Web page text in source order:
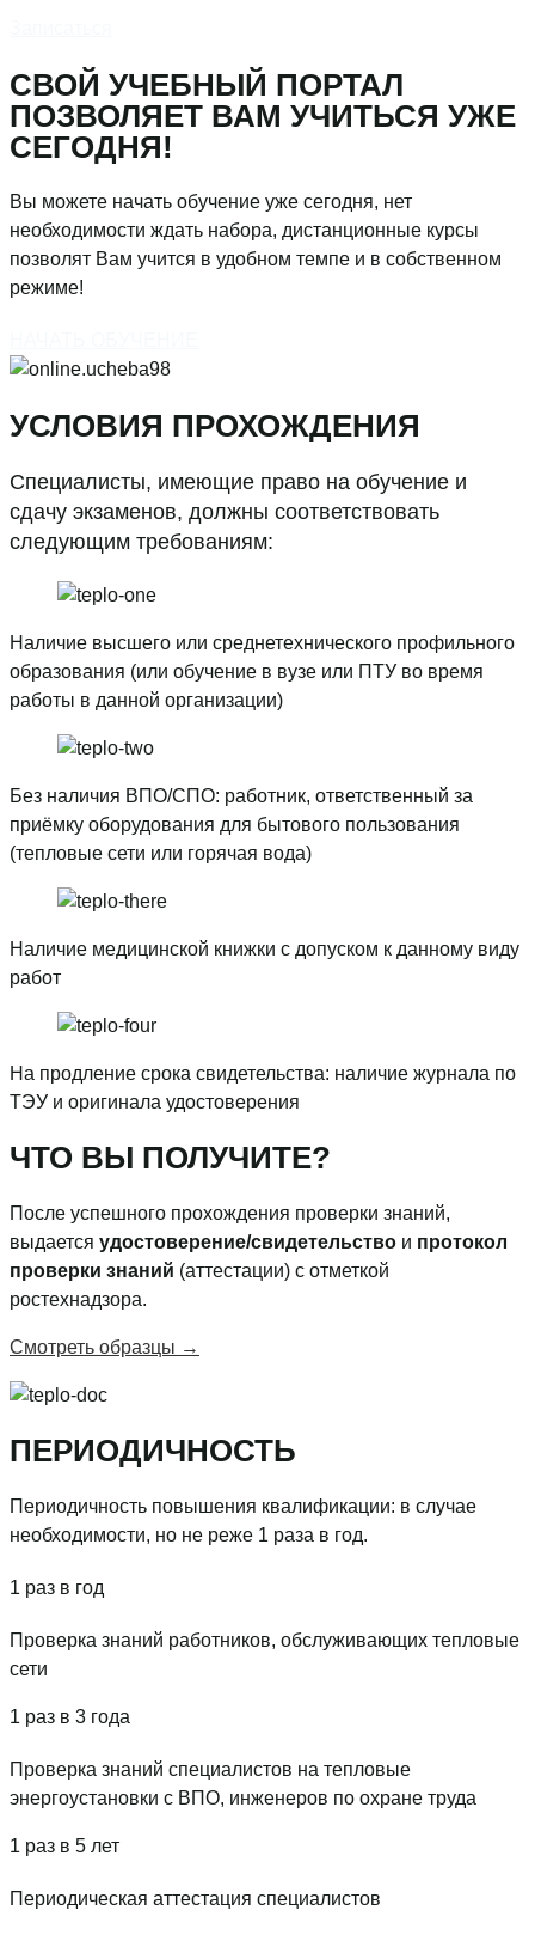
СВОЙ УЧЕБНЫЙ ПОРТАЛ
ПОЗВОЛЯЕТ ВАМ УЧИТЬСЯ УЖЕ
СЕГОДНЯ!
Вы можете начать обучение уже сегодня, нет
необходимости ждать набора, дистанционные курсы
позволят Вам учится в удобном темпе и в собственном
режиме!
УСЛОВИЯ ПРОХОЖДЕНИЯ
Специалисты, имеющие право на обучение и
сдачу экзаменов, должны соответствовать
следующим требованиям:
Наличие высшего или среднетехнического профильного
образования (или обучение в вузе или ПТУ во время
работы в данной организации)
Без наличия ВПО/СПО: работник, ответственный за
приёмку оборудования для бытового пользования
(тепловые сети или горячая вода)
Наличие медицинской книжки с допуском к данному виду
работ
На продление срока свидетельства: наличие журнала по
ТЭУ и оригинала удостоверения
ЧТО ВЫ ПОЛУЧИТЕ?
После успешного прохождения проверки знаний,
выдается удостоверение/свидетельство и протокол
проверки знаний (аттестации) с отметкой
ростехнадзора.
Смотреть образцы →
ПЕРИОДИЧНОСТЬ
Периодичность повышения квалификации: в случае
необходимости, но не реже 1 раза в год.
1 раз в год
Проверка знаний работников, обслуживающих тепловые
сети
1 раз в 3 года
Проверка знаний специалистов на тепловые
энергоустановки с ВПО, инженеров по охране труда
1 раз в 5 лет
Периодическая аттестация специалистов